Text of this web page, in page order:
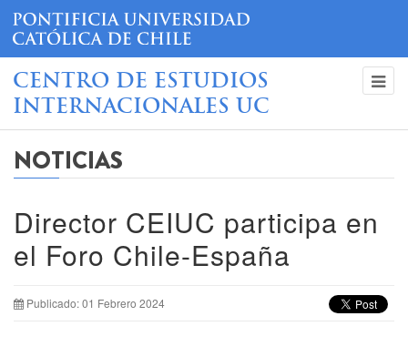
CENTRO DE ESTUDIOS
INTERNACIONALES UC
NOTICIAS
Director CEIUC participa en
el Foro Chile-España
Publicado: 01 Febrero 2024